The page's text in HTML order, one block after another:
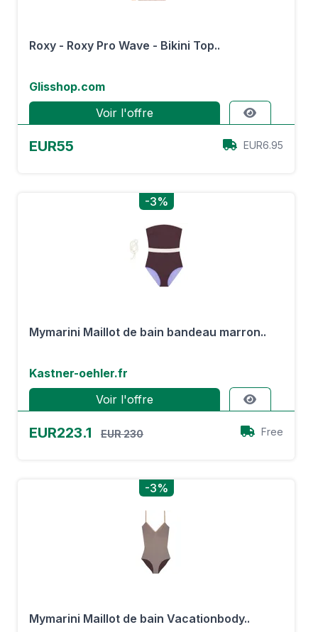
Roxy - Roxy Pro Wave - Bikini Top..
Glisshop.com
Voir l'offre
EUR55 EUR6.95
-3%
Mymarini Maillot de bain bandeau marron..
Kastner-oehler.fr
Voir l'offre
EUR223.1 EUR 230 Free
-3%
Mymarini Maillot de bain Vacationbody..